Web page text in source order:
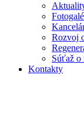
Rozvoj
Súťaž o
Kontakty